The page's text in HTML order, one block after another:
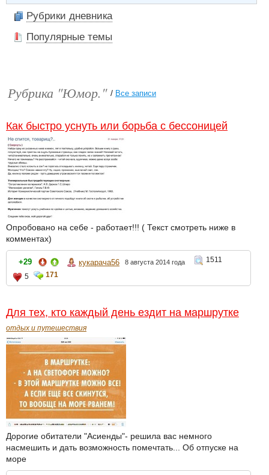
Рубрики дневника
Популярные темы
Рубрика "Юмор." / Все записи
Как быстро уснуть или борьба с бессоницей
Опробовано на себе - работает!!! ( Текст смотреть ниже в
комментах)
+29 кукарача56 8 августа 2014 года
1511
5
171
Для тех, кто каждый день ездит на маршрутке
отдых и путешествия
Дорогие обитатели "Асиенды"- решила вас немного
насмешить и дать возможность помечтать... Об отпуске на
море